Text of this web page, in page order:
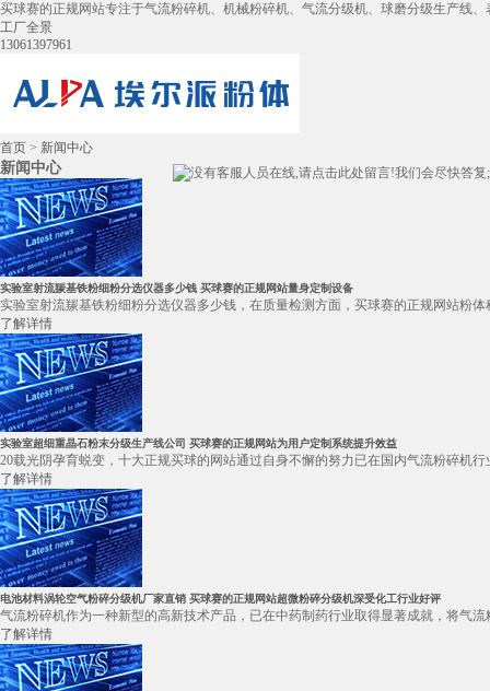
买球赛的正规网站专注于气流粉碎机、机械粉碎机、气流分级机、球磨分级生产线
工厂全景
13061397961
首页 > 新闻中心
新闻中心
实验室射流羰基铁粉细粉分选仪器多少钱 买球赛的正规网站量身定制设备
实验室射流羰基铁粉细粉分选仪器多少钱，在质量检测方面，买球赛的正规网站粉
了解详情
实验室超细重晶石粉末分级生产线公司 买球赛的正规网站为用户定制系统提升效益
20载光阴孕育蜕变，十大正规买球的网站通过自身不懈的努力已在国内气流粉碎机
了解详情
电池材料涡轮空气粉碎分级机厂家直销 买球赛的正规网站超微粉碎分级机深受化工行业好评
气流粉碎机作为一种新型的高新技术产品，已在中药制药行业取得显著成就，将气
了解详情